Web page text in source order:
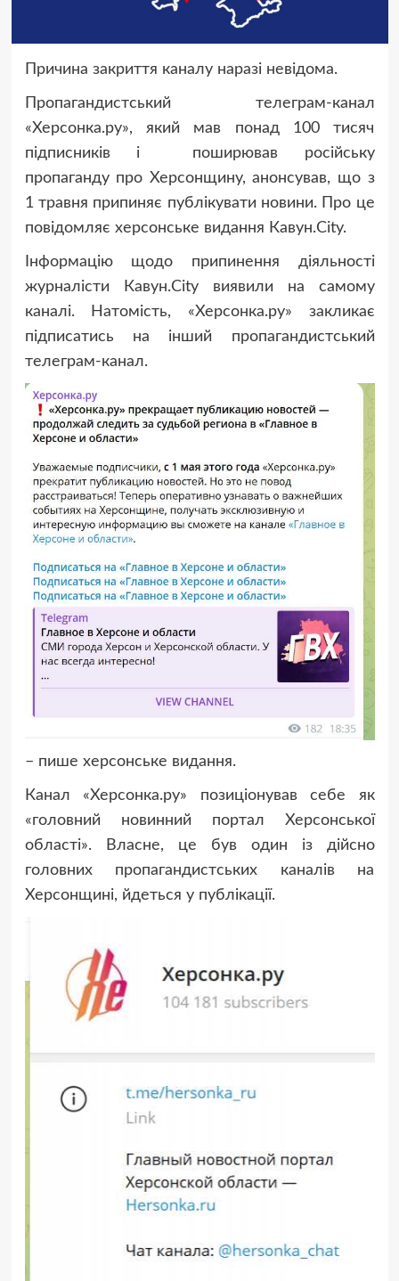
Причина закриття каналу наразі невідома.
Пропагандистський телеграм-канал
«Херсонка.ру», який мав понад 100 тисяч
підписників і поширював російську
пропаганду про Херсонщину, анонсував, що з
1 травня припиняє публікувати новини. Про це
повідомляє херсонське видання Кавун.City.
Інформацію щодо припинення діяльності
журналісти Кавун.City виявили на самому
каналі. Натомість, «Херсонка.ру» закликає
підписатись на інший пропагандистський
телеграм-канал.
– пише херсонське видання.
Канал «Херсонка.ру» позиціонував себе як
«головний новинний портал Херсонської
області». Власне, це був один із дійсно
головних пропагандистських каналів на
Херсонщині, йдеться у публікації.